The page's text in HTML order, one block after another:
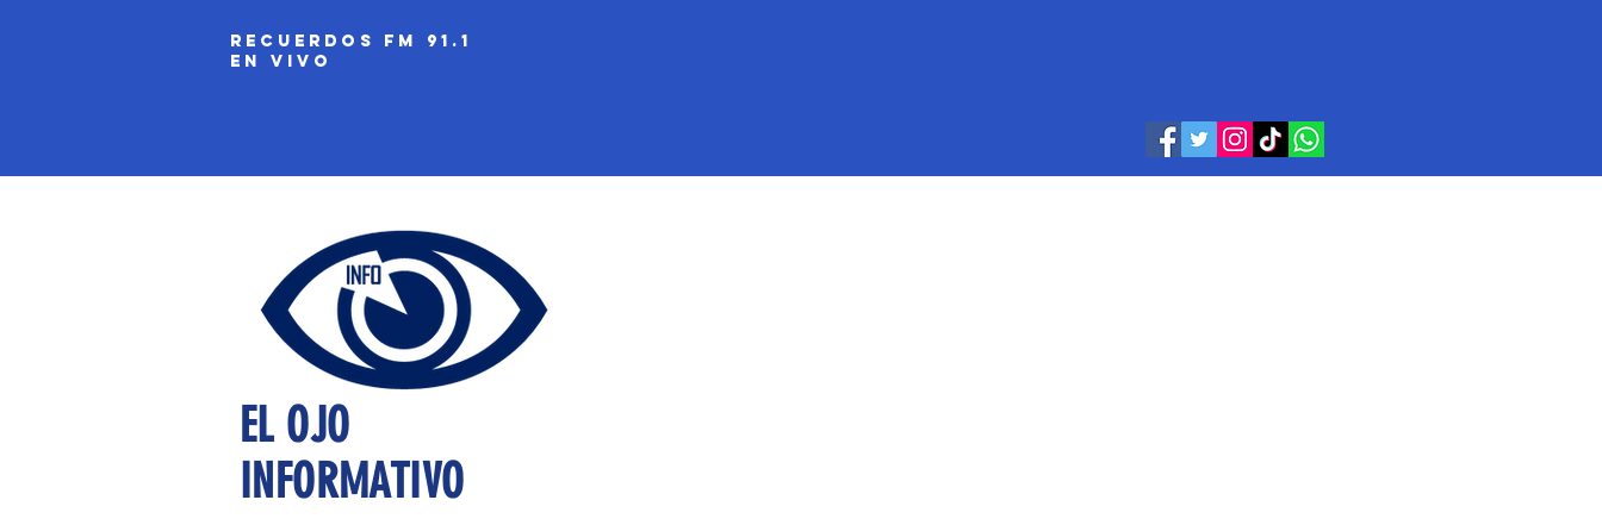
recuerdos fm 91.1
EN VIVO
EL OJO
INFORMATIVO